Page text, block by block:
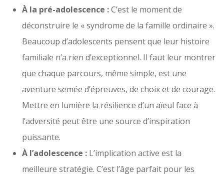
À la pré-adolescence :C’est le moment de
déconstruire le « syndrome de la famille ordinaire ».
Beaucoup d’adolescents pensent que leur histoire
familiale n’a rien d’exceptionnel. Il faut leur montrer
que chaque parcours, même simple, est une
aventure semée d’épreuves, de choix et de courage.
Mettre en lumière la résilience d’un aïeul face à
l’adversité peut être une source d’inspiration
puissante.
À l’adolescence : L’implication active est la
meilleure stratégie. C’est l’âge parfait pour les